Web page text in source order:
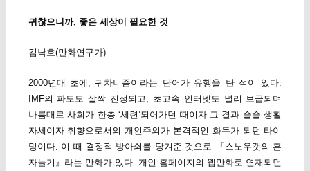
귀찮으니까, 좋은 세상이 필요한 것
김낙호(만화연구가)
2000년대 초에, 귀차니즘이라는 단어가 유행을 탄 적이 있다.
IMF의 파도도 살짝 진정되고, 초고속 인터넷도 널리 보급되며
나름대로 사회가 한층 ‘세련’되어가던 때이자 그 결과 슬슬 생활
자세이자 취향으로서의 개인주의가 본격적인 화두가 되던 타이
밍이다. 이 때 결정적 방아쇠를 당겨준 것으로 『스노우캣의 혼
자놀기』라는 만화가 있다. 개인 홈페이지의 웹만화로 연재되던